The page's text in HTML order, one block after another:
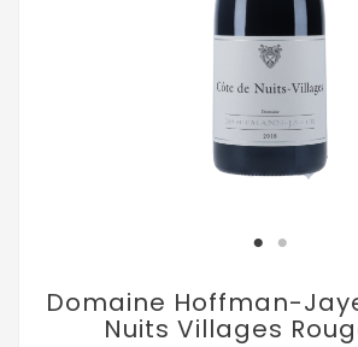
Domaine Hoffman-
Nuits Villages